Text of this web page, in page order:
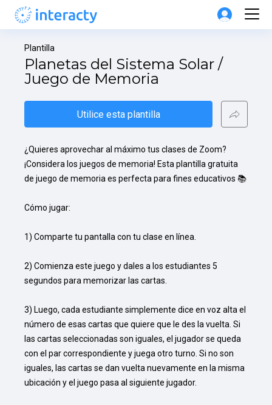
Plantilla
Planetas del Sistema Solar /
Juego de Memoria
Utilice esta plantilla
¿Quieres aprovechar al máximo tus clases de Zoom?
¡Considera los juegos de memoria! Esta plantilla gratuita
de juego de memoria es perfecta para fines educativos 📚
Cómo jugar:
1) Comparte tu pantalla con tu clase en línea.
2) Comienza este juego y dales a los estudiantes 5
segundos para memorizar las cartas.
3) Luego, cada estudiante simplemente dice en voz alta el
número de esas cartas que quiere que le des la vuelta. Si
las cartas seleccionadas son iguales, el jugador se queda
con el par correspondiente y juega otro turno. Si no son
iguales, las cartas se dan vuelta nuevamente en la misma
ubicación y el juego pasa al siguiente jugador.